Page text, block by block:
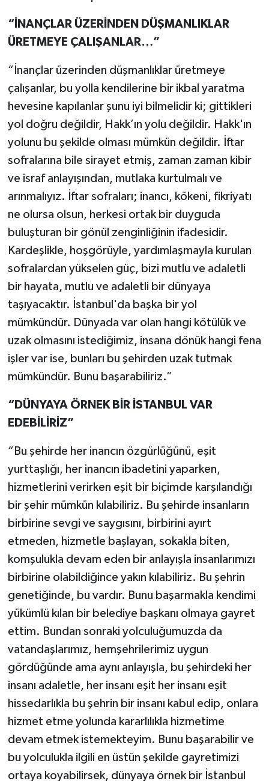
“İNANÇLAR ÜZERİNDEN DÜŞMANLIKLAR
ÜRETMEYE ÇALIŞANLAR…”
“İnançlar üzerinden düşmanlıklar üretmeye
çalışanlar, bu yolla kendilerine bir ikbal yaratma
hevesine kapılanlar şunu iyi bilmelidir ki; gittikleri
yol doğru değildir, Hakk’ın yolu değildir. Hakk'ın
yolunu bu şekilde olması mümkün değildir. İftar
sofralarına bile sirayet etmiş, zaman zaman kibir
ve israf anlayışından, mutlaka kurtulmalı ve
arınmalıyız. İftar sofraları; inancı, kökeni, fikriyatı
ne olursa olsun, herkesi ortak bir duyguda
buluşturan bir gönül zenginliğinin ifadesidir.
Kardeşlikle, hoşgörüyle, yardımlaşmayla kurulan
sofralardan yükselen güç, bizi mutlu ve adaletli
bir hayata, mutlu ve adaletli bir dünyaya
taşıyacaktır. İstanbul'da başka bir yol
mümkündür. Dünyada var olan hangi kötülük ve
uzak olmasını istediğimiz, insana dönük hangi fena
işler var ise, bunları bu şehirden uzak tutmak
mümkündür. Bunu başarabiliriz.”
“DÜNYAYA ÖRNEK BİR İSTANBUL VAR
EDEBİLİRİZ”
“Bu şehirde her inancın özgürlüğünü, eşit
yurttaşlığı, her inancın ibadetini yaparken,
hizmetlerini verirken eşit bir biçimde karşılandığı
bir şehir mümkün kılabiliriz. Bu şehirde insanların
birbirine sevgi ve saygısını, birbirini ayırt
etmeden, hizmetle başlayan, sokakla biten,
komşulukla devam eden bir anlayışla insanlarımızı
birbirine olabildiğince yakın kılabiliriz. Bu şehrin
genetiğinde, bu vardır. Bunu başarmakla kendimi
yükümlü kılan bir belediye başkanı olmaya gayret
ettim. Bundan sonraki yolculuğumuzda da
vatandaşlarımız, hemşehrilerimiz uygun
gördüğünde ama aynı anlayışla, bu şehirdeki her
insanı adaletle, her insanı eşit her insanı eşit
hissedarlıkla bu şehrin bir insanı kabul edip, onlara
hizmet etme yolunda kararlılıkla hizmetime
devam etmek istemekteyim. Bunu başarabilir ve
bu yolculukla ilgili en üstün şekilde gayretimizi
ortaya koyabilirsek, dünyaya örnek bir İstanbul